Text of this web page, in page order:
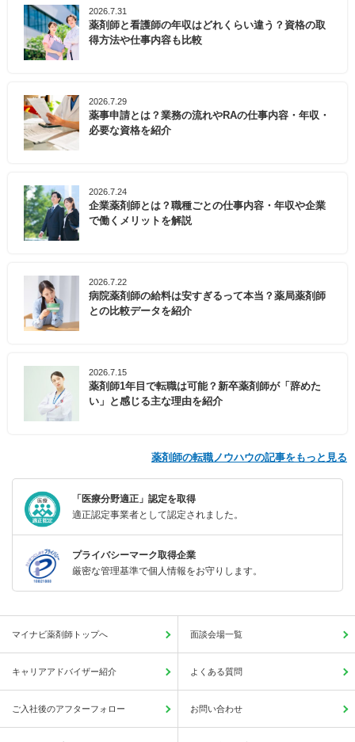
2026.7.31
薬剤師と看護師の年収はどれくらい違う？資格の取
得方法や仕事内容も比較
2026.7.29
薬事申請とは？業務の流れやRAの仕事内容・年収・
必要な資格を紹介
2026.7.24
企業薬剤師とは？職種ごとの仕事内容・年収や企業
で働くメリットを解説
2026.7.22
病院薬剤師の給料は安すぎるって本当？薬局薬剤師
との比較データを紹介
2026.7.15
薬剤師1年目で転職は可能？新卒薬剤師が「辞めた
い」と感じる主な理由を紹介
薬剤師の転職ノウハウの記事をもっと見る
「医療分野適正」認定を取得
適正認定事業者として認定されました。
プライバシーマーク取得企業
厳密な管理基準で個人情報をお守りします。
マイナビ薬剤師トップへ 面談会場一覧
キャリアアドバイザー紹介 よくある質問
ご入社後のアフターフォロー お問い合わせ